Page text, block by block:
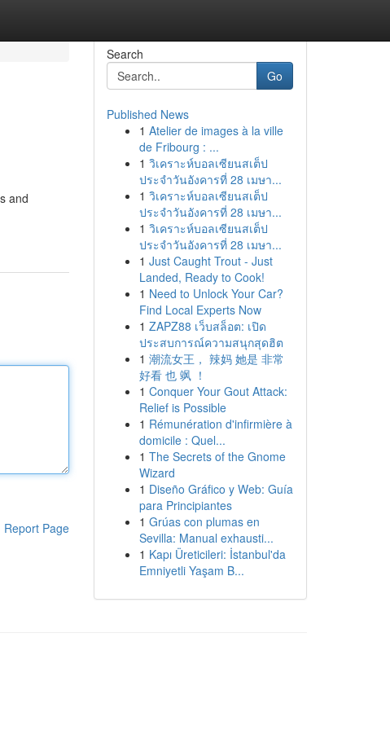
and
Report Page
Search
Go
Published News
1 Atelier de images à la ville
de Fribourg : ...
1 วิเคราะห์บอลเซียนสเต็ป
ประจำวันอังคารที่ 28 เมษา...
1 วิเคราะห์บอลเซียนสเต็ป
ประจำวันอังคารที่ 28 เมษา...
1 วิเคราะห์บอลเซียนสเต็ป
ประจำวันอังคารที่ 28 เมษา...
1 Just Caught Trout - Just
Landed, Ready to Cook!
1 Need to Unlock Your Car?
Find Local Experts Now
1 ZAPZ88 เว็บสล็อต: เปิด
ประสบการณ์ความสนุกสุดฮิต
1 潮流女王， 辣妈 她是 非常
好看 也 飒 ！
1 Conquer Your Gout Attack:
Relief is Possible
1 Rémunération d'infirmière à
domicile : Quel...
1 The Secrets of the Gnome
Wizard
1 Diseño Gráfico y Web: Guía
para Principiantes
1 Grúas con plumas en
Sevilla: Manual exhausti...
1 Kapı Üreticileri: İstanbul'da
Emniyetli Yaşam B...